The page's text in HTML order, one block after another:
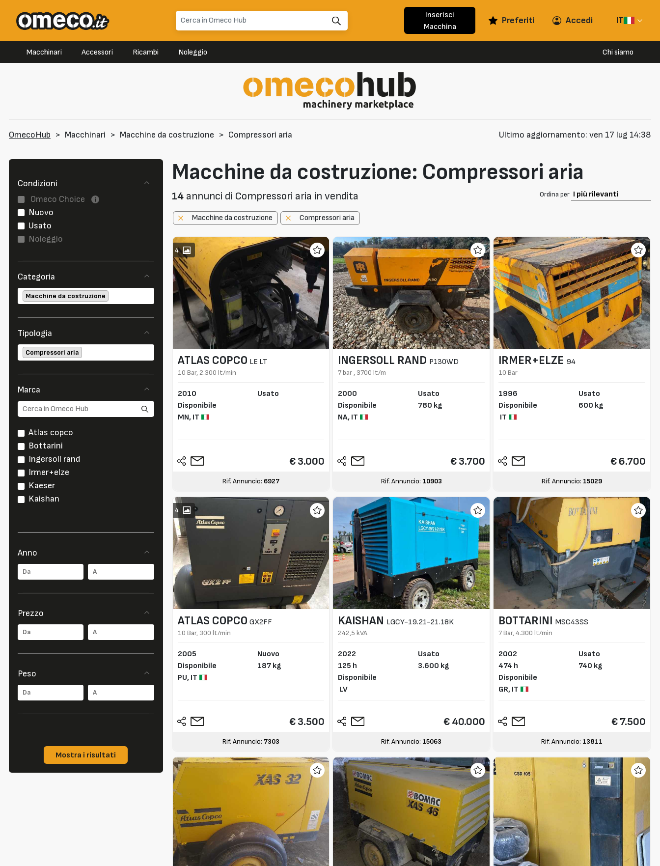
Inserisci
Macchina
Preferiti Accedi IT
Macchinari Accessori Ricambi Noleggio Chi siamo
OmecoHub > Macchinari > Macchine da costruzione > Compressori aria Ultimo aggiornamento: ven 17 lug 14:38
Condizioni
Omeco Choice
Nuovo
Usato
Noleggio
Categoria
Macchine da costruzione
Tipologia
Compressori aria
Marca
Atlas copco
Bottarini
Ingersoll rand
Irmer+elze
Kaeser
Kaishan
Anno
Prezzo
Peso
Mostra i risultati
Macchine da costruzione: Compressori aria
14annunci di Compressori aria in vendita Ordina per
Macchine da costruzione Compressori aria
4
ATLAS COPCO LE LT
10 Bar, 2.300 lt/min
2010
Disponibile
MN,IT
Usato
€ 3.000
Rif. Annuncio: 6927
INGERSOLL RAND P130WD
7 bar , 3700 lt/m
2000
Disponibile
NA, IT
Usato
780 kg
€ 3.700
Rif. Annuncio: 10903
IRMER+ELZE 94
10 Bar
1996
Disponibile
IT
Usato
600 kg
€ 6.700
Rif. Annuncio: 15029
4
ATLAS COPCO GX2FF
10 Bar, 300 lt/min
2005
Disponibile
PU,IT
Nuovo
187 kg
€ 3.500
Rif. Annuncio: 7303
KAISHAN LGCY-19.21-21.18K
242,5 kVA
2022
125 h
Disponibile
LV
Usato
3.600 kg
€ 40.000
Rif. Annuncio: 15063
BOTTARINI MSC43SS
7 Bar, 4.300 lt/min
2002
474 h
Disponibile
GR, IT
Usato
740 kg
€ 7.500
Rif. Annuncio: 13811